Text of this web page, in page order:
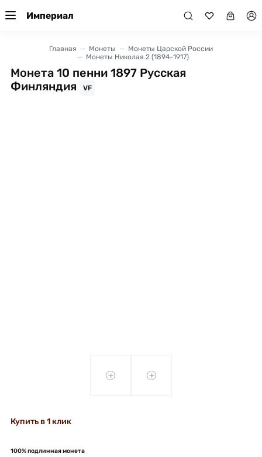
Империал
Главная Монеты
Монеты Царской России
Монеты Николая 2 (1894-1917)
Монета 10 пенни 1897 Русская
Финляндия
VF
+ +
Купить в 1 клик
100% подлинная монета